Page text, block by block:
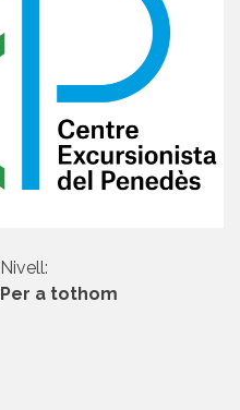
Nivell:
Per a tothom